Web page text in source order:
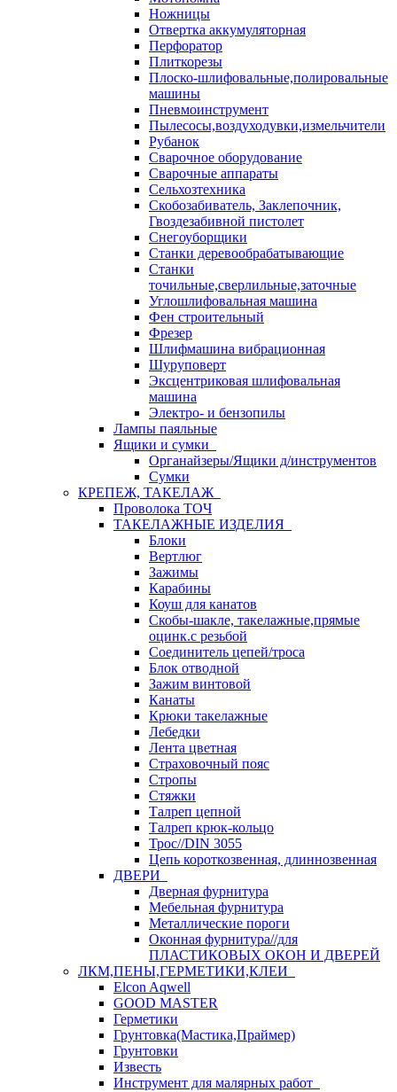
Ножницы
Отвертка аккумуляторная
Перфоратор
Плиткорезы
Плоско-шлифовальные,полировальные
машины
Пневмоинструмент
Пылесосы,воздуходувки,измельчители
Рубанок
Сварочное оборудование
Сварочные аппараты
Сельхозтехника
Скобозабиватель, Заклепочник,
Гвоздезабивной пистолет
Снегоуборщики
Станки деревообрабатывающие
Станки
точильные,сверлильные,заточные
Углошлифовальная машина
Фен строительный
Фрезер
Шлифмашина вибрационная
Шуруповерт
Эксцентриковая шлифовальная
машина
Электро- и бензопилы
Лампы паяльные
Ящики и сумки
Органайзеры/Ящики д/инструментов
Сумки
КРЕПЕЖ, ТАКЕЛАЖ
Проволока ТОЧ
ТАКЕЛАЖНЫЕ ИЗДЕЛИЯ
Блоки
Вертлюг
Зажимы
Карабины
Коуш для канатов
Скобы-шакле, такелажные,прямые
оцинк.с резьбой
Соединитель цепей/троса
Блок отводной
Зажим винтовой
Канаты
Крюки такелажные
Лебедки
Лента цветная
Страховочный пояс
Стропы
Стяжки
Талреп цепной
Талреп крюк-кольцо
Трос//DIN 3055
Цепь короткозвенная, длиннозвенная
ДВЕРИ
Дверная фурнитура
Мебельная фурнитура
Металлические пороги
Оконная фурнитура//для
ПЛАСТИКОВЫХ ОКОН И ДВЕРЕЙ
ЛКМ,ПЕНЫ,ГЕРМЕТИКИ,КЛЕИ
Elcon Aqwell
GOOD MASTER
Герметики
Грунтовка(Мастика,Праймер)
Грунтовки
Известь
Инструмент для малярных работ